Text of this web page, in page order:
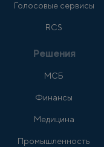
Голосовые сервисы
RCS
Решения
МСБ
Финансы
Медицина
Промышленность